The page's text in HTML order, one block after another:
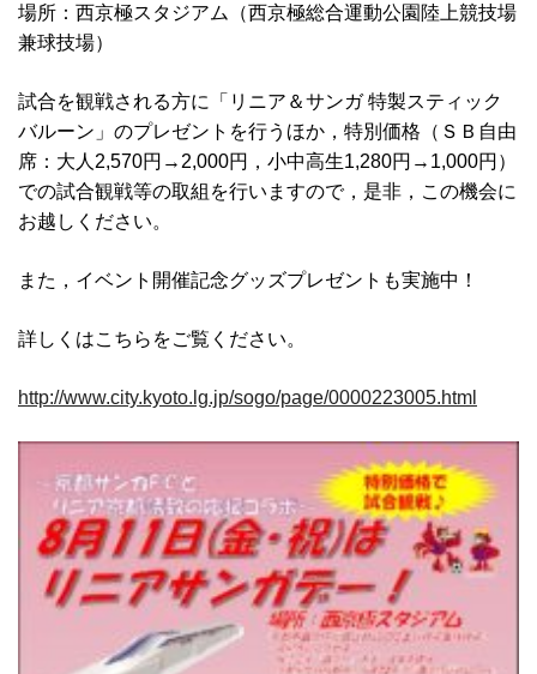
場所：西京極スタジアム（西京極総合運動公園陸上競技場
兼球技場）
試合を観戦される方に「リニア＆サンガ 特製スティック
バルーン」のプレゼントを行うほか，特別価格（ＳＢ自由
席：大人2,570円→2,000円，小中高生1,280円→1,000円）
での試合観戦等の取組を行いますので，是非，この機会に
お越しください。
また，イベント開催記念グッズプレゼントも実施中！
詳しくはこちらをご覧ください。
http://www.city.kyoto.lg.jp/sogo/page/0000223005.html